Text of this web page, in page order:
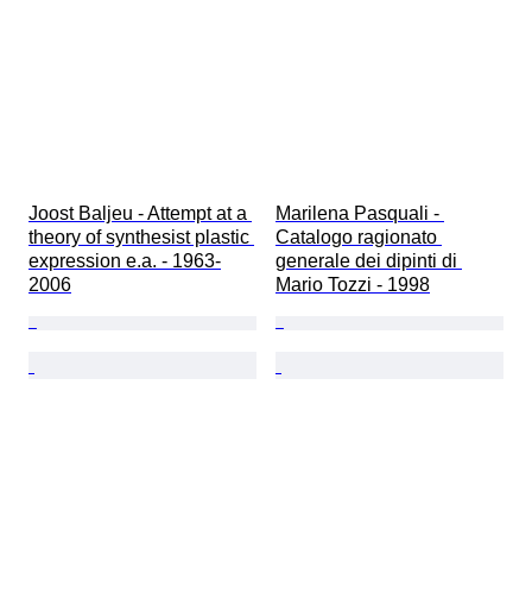
Joost Baljeu - Attempt at a
theory of synthesist plastic
expression e.a. - 1963-
2006
Marilena Pasquali -
Catalogo ragionato
generale dei dipinti di
Mario Tozzi - 1998